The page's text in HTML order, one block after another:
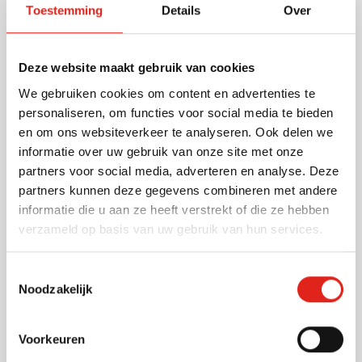
Toestemming Details Over
Deze website maakt gebruik van cookies
We gebruiken cookies om content en advertenties te
personaliseren, om functies voor social media te bieden
en om ons websiteverkeer te analyseren. Ook delen we
informatie over uw gebruik van onze site met onze
partners voor social media, adverteren en analyse. Deze
partners kunnen deze gegevens combineren met andere
informatie die u aan ze heeft verstrekt of die ze hebben
verzameld op basis van uw gebruik van hun services.
Noodzakelijk
Voorkeuren
van kraftpapier. Breng uw naam op een duurzame
manier onder de aandacht bij uw klanten met deze
Lees meer
Specificaties
482581
Gewicht
8 gram
Merk
IMPRESSION
Materiaal
Bamboe
Afmetingen
18.5 cm x 1.5 cm x 0.7
Andere klanten kozen ook voor